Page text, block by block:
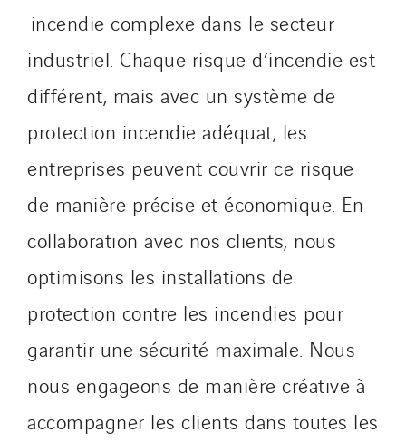
incendie complexe dans le secteur
industriel. Chaque risque d’incendie est
différent, mais avec un système de
protection incendie adéquat, les
entreprises peuvent couvrir ce risque
de manière précise et économique. En
collaboration avec nos clients, nous
optimisons les installations de
protection contre les incendies pour
garantir une sécurité maximale. Nous
nous engageons de manière créative à
accompagner les clients dans toutes les